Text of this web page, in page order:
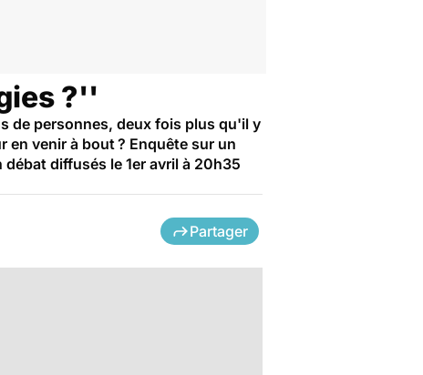
?''
de personnes, deux fois plus qu'il y
venir à bout ? Enquête sur un
diffusés le 1er avril à 20h35
Partager